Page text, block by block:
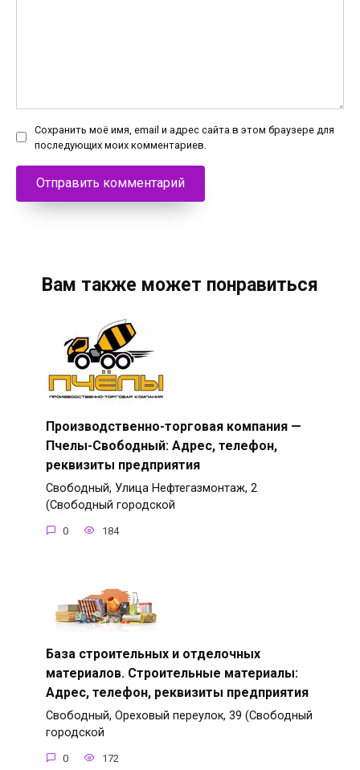
Сохранить моё имя, email и адрес сайта в этом браузере для
последующих моих комментариев.
Вам также может понравиться
Производственно-торговая компания —
Пчелы-Свободный: Адрес, телефон,
реквизиты предприятия
Свободный, Улица Нефтегазмонтаж, 2
(Свободный городской
0 184
База строительных и отделочных
материалов. Строительные материалы:
Адрес, телефон, реквизиты предприятия
Свободный, Ореховый переулок, 39 (Свободный
городской
0 172